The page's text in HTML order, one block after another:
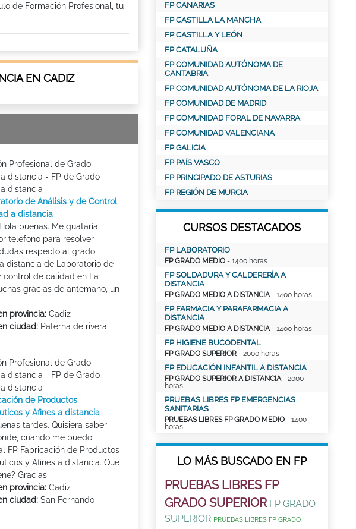
de Formación Profesional, tu
EN CADIZ
Profesional de Grado
distancia - FP de Grado
distancia
de Análisis y de Control
a distancia
buenas. Me guataría
telefono para resolver
respecto al grado
distancia de Laboratorio de
control de calidad en La
gracias de antemano, un
provincia:Cadiz
ciudad:Paterna de rivera
Profesional de Grado
distancia - FP de Grado
distancia
de Productos
y Afines a distancia
tardes. Quisiera saber
cuando me puedo
FP Fabricación de Productos
y Afines a distancia. Que
Gracias
provincia:Cadiz
ciudad:San Fernando
FP CANARIAS
FP CASTILLA LA MANCHA
FP CASTILLA Y LEÓN
FP CATALUÑA
FP COMUNIDAD AUTÓNOMA DE
CANTABRIA
FP COMUNIDAD AUTÓNOMA DE LA RIOJA
FP COMUNIDAD DE MADRID
FP COMUNIDAD FORAL DE NAVARRA
FP COMUNIDAD VALENCIANA
FP GALICIA
FP PAÍS VASCO
FP PRINCIPADO DE ASTURIAS
FP REGIÓN DE MURCIA
CURSOS DESTACADOS
FP LABORATORIO
FP GRADO MEDIO - 1400 horas
FP SOLDADURA Y CALDERERÍA A
DISTANCIA
FP GRADO MEDIO A DISTANCIA- 1400 horas
FP FARMACIA Y PARAFARMACIA A
DISTANCIA
FP GRADO MEDIO A DISTANCIA- 1400 horas
FP HIGIENE BUCODENTAL
FP GRADO SUPERIOR - 2000 horas
FP EDUCACIÓN INFANTIL A DISTANCIA
FP GRADO SUPERIOR A DISTANCIA- 2000
horas
PRUEBAS LIBRES FP EMERGENCIAS
SANITARIAS
PRUEBAS LIBRES FP GRADO MEDIO - 1400
horas
LO MÁS BUSCADO EN FP
PRUEBAS LIBRES FP
GRADO SUPERIOR FP GRADO
SUPERIOR PRUEBAS LIBRES FP GRADO